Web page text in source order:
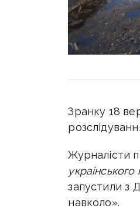
Зранку 18
Журналісти
запустили з
навколо».